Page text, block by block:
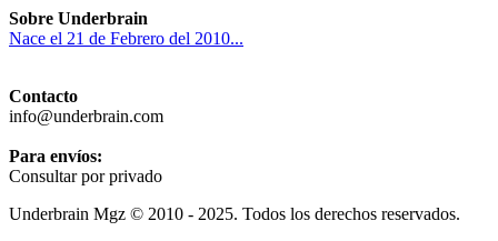
Sobre Underbrain
Nace el 21 de Febrero del 2010...
Contacto
info@underbrain.com
Para envíos:
Consultar por privado
Underbrain Mgz © 2010 - 2025. Todos los derechos reservados.